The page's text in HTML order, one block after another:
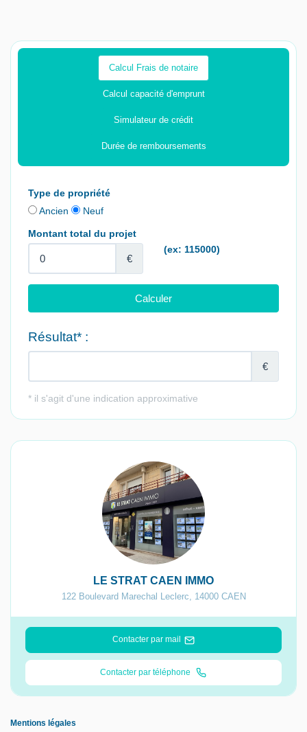
Calcul Frais de notaire
Calcul capacité d'emprunt
Simulateur de crédit
Durée de remboursements
LE STRAT CAEN IMMO
122 Boulevard Marechal Leclerc, 14000 CAEN
Contacter par mail
Contacter par téléphone
Mentions légales